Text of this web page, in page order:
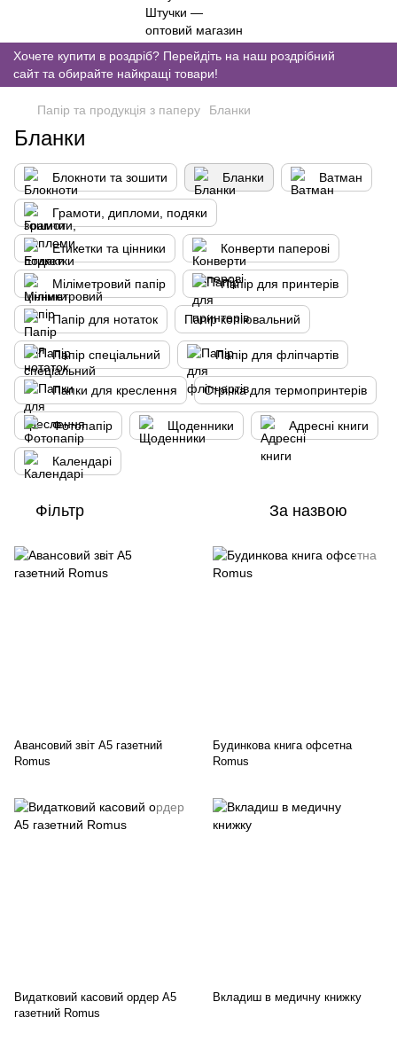
Хочете купити в роздріб? Перейдіть на наш роздрібний
сайт та обирайте найкращі товари!
Папір та продукція з паперу Бланки
Бланки
Блокноти та зошити Бланки Ватман
Грамоти, дипломи, подяки
Етикетки та цінники Конверти паперові
Міліметровий папір Папір для принтерів
Папір для нотаток Папір копіювальний
Папір спеціальний Папір для фліпчартів
Папки для креслення Стрічка для термопринтерів
Фотопапір Щоденники Адресні книги
Календарі
Фільтр За назвою
Авансовий звіт А5 газетний
Romus
Будинкова книга офсетна
Romus
Видатковий касовий ордер А5
газетний Romus
Вкладиш в медичну книжку